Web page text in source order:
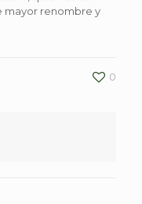
mayor renombre y
0